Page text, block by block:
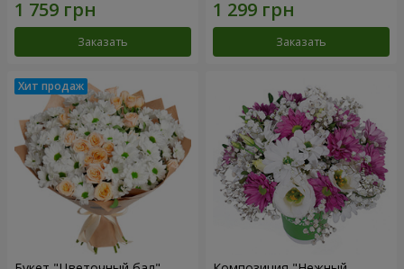
Заказать Заказать